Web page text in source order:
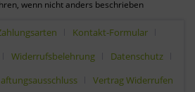
wenn nicht anders beschrieben
Kontakt-Formular
Widerrufsbelehrung
Datenschutz
Vertrag Widerrufen